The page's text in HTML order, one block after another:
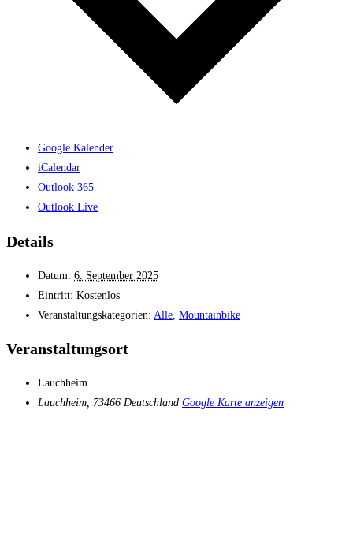
Google Kalender
iCalendar
Outlook 365
Outlook Live
Details
Datum: 6. September 2025
Eintritt: Kostenlos
Veranstaltungskategorien: Alle Mountainbike
Veranstaltungsort
Lauchheim
Lauchheim 73466 Deutschland Google Karte anzeigen